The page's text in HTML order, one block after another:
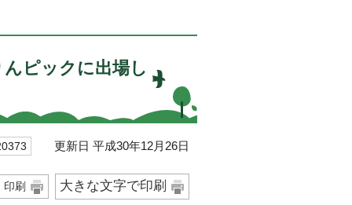
ピックに出場し
更新日 平成30年12月26日
印刷 大きな文字で印刷